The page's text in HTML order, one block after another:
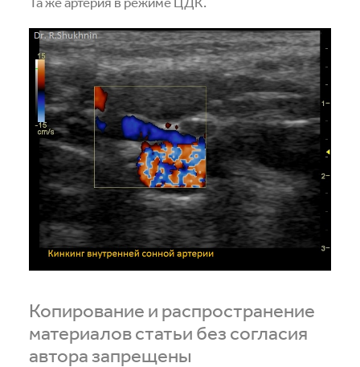
Копирование и распространение
материалов статьи без согласия
автора запрещены